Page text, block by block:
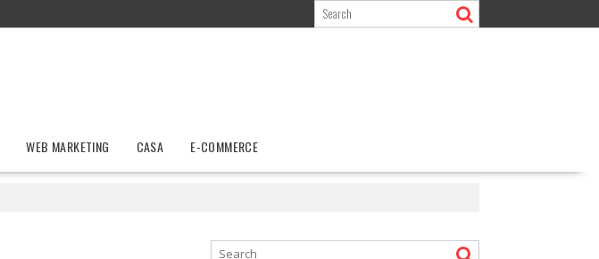
WEB MARKETING CASA E-COMMERCE